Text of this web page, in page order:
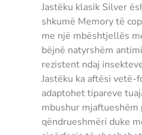
Jastëku klasik Silver
shkumë Memory të
me një mbështjellës
bëjnë natyrshëm
rezistent ndaj
Jastëku ka aftësi vetë-
adaptohet tipareve
mbushur
qëndrueshmëri duke